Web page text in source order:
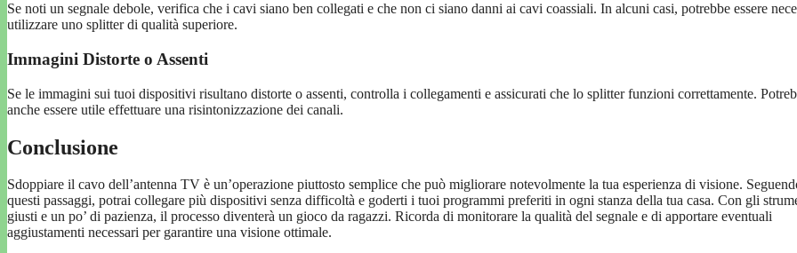
Se noti un segnale debole, verifica che i cavi siano ben collegati e che non ci siano danni ai cavi coassiali. In alcuni casi, potrebbe essere
utilizzare uno splitter di qualità superiore.
Immagini Distorte o Assenti
Se le immagini sui tuoi dispositivi risultano distorte o assenti, controlla i collegamenti e assicurati che lo splitter funzioni correttamente.
anche essere utile effettuare una risintonizzazione dei canali.
Conclusione
Sdoppiare il cavo dell’antenna TV è un’operazione piuttosto semplice che può migliorare notevolmente la tua esperienza di visione.
questi passaggi, potrai collegare più dispositivi senza difficoltà e goderti i tuoi programmi preferiti in ogni stanza della tua casa. Con gli
giusti e un po’ di pazienza, il processo diventerà un gioco da ragazzi. Ricorda di monitorare la qualità del segnale e di apportare eventuali
aggiustamenti necessari per garantire una visione ottimale.